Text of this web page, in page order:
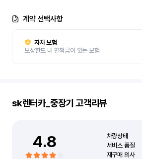
계약 선택사항
자차 보험
보상한도 내 면책금이 있는 보험
sk렌터카_중장기 고객리뷰
4.8 차량상태
서비스 품질
재구매 의사